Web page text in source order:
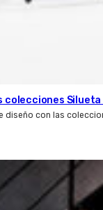
Silueta
con las